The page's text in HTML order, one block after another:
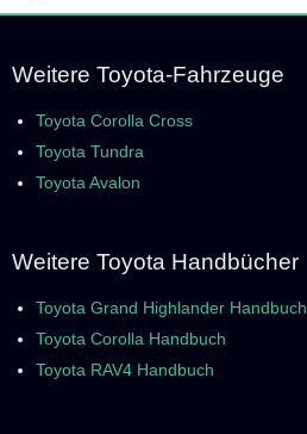
Weitere Toyota-Fahrzeuge
Toyota Corolla Cross
Toyota Tundra
Toyota Avalon
Weitere Toyota Handbücher
Toyota Grand Highlander Handbuch
Toyota Corolla Handbuch
Toyota RAV4 Handbuch